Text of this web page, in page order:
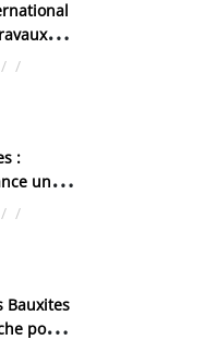
la zone
/ /
:
un
/ /
Bauxites
pour